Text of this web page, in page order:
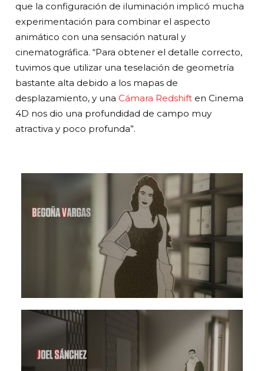
que la configuración de iluminación implicó mucha
experimentación para combinar el aspecto
animático con una sensación natural y
cinematográfica. “Para obtener el detalle correcto,
tuvimos que utilizar una teselación de geometría
bastante alta debido a los mapas de
desplazamiento, y una Cámara Redshift en Cinema
4D nos dio una profundidad de campo muy
atractiva y poco profunda”.